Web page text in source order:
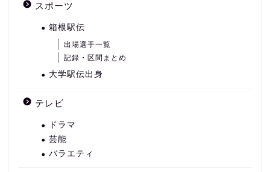
スポーツ
箱根駅伝
出場選手一覧
記録・区間まとめ
大学駅伝出身
テレビ
ドラマ
芸能
バラエティ